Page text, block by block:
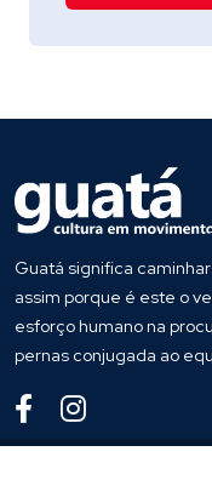
Guatá significa
assim porque é este o
esforço humano na
pernas conjugada ao